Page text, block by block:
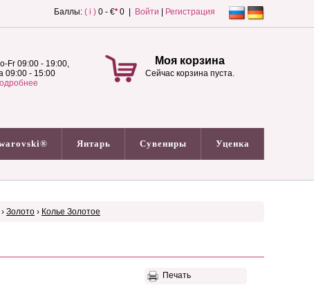
Баллы: ( i ) 0 - €*0 | Войти Регистрация
Fr 09:00 - 19:00,
09:00 - 15:00
Моя корзина
Сейчас корзина пуста.
Янтарь Сувениры Уценка
› Золото › Колье Золотое
Печать